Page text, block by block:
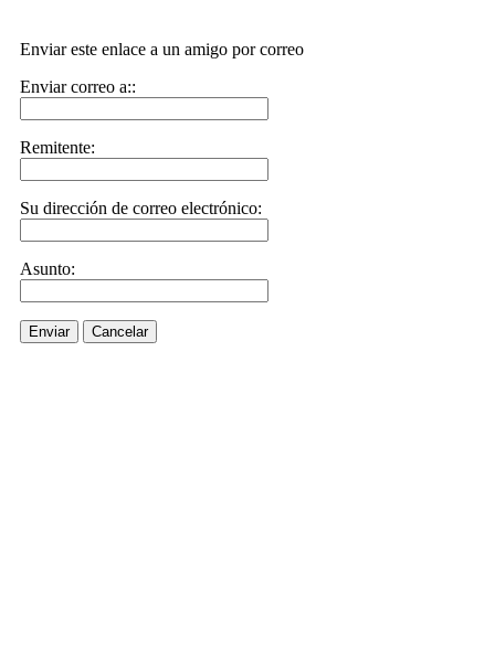
Enviar este enlace a un amigo por correo
Enviar correo a::
Remitente:
Su dirección de correo electrónico:
Asunto:
Enviar Cancelar